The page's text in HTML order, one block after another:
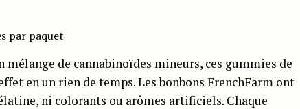
par paquet
mélange de cannabinoïdes mineurs, ces gummies de
en un rien de temps. Les bonbons FrenchFarm ont
ni colorants ou arômes artificiels. Chaque